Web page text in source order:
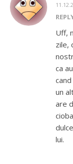
Uff,
zile,
ca
un
are
lui.